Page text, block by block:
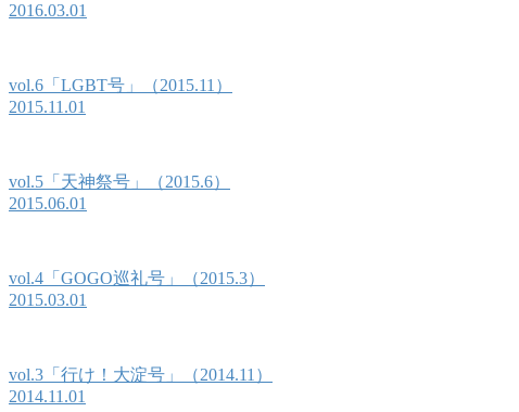
2016.03.01
vol.6「LGBT号」（2015.11）
2015.11.01
vol.5「天神祭号」（2015.6）
2015.06.01
vol.4「GOGO巡礼号」（2015.3）
2015.03.01
vol.3「行け！大淀号」（2014.11）
2014.11.01